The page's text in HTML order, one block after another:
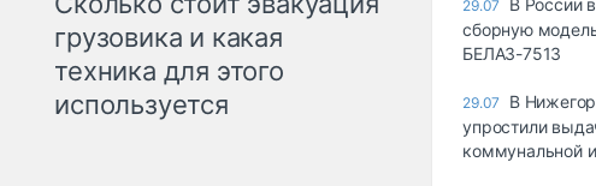
грузовика и какая
техника для этого
используется
29.07
В России
сборную
БЕЛАЗ-7513
29.07
В
упростили
коммунальной